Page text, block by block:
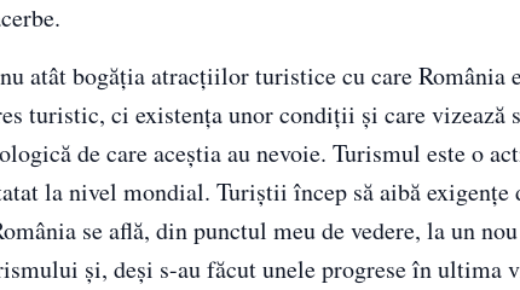
atât bogăţia atracţiilor turistice cu care România
turistic, ci existenţa unor condiţii şi care
de care aceştia au nevoie. Turismul este o
la nivel mondial. Turiştii încep să aibă
se află, din punctul meu de vedere, la un
şi, deşi s-au făcut unele progrese în ultima